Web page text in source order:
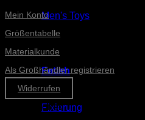
Men's Toys
Fetish
Fixierung
Mein Konto
Größentabelle
Materialkunde
Als Großhändler registrieren
Widerrufen
Informationen